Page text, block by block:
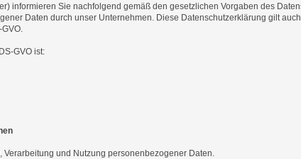
informieren Sie nachfolgend gemäß den gesetzlichen Vorgaben des
Daten durch unser Unternehmen. Diese Datenschutzerklärung gilt
GVO ist:
und Nutzung personenbezogener Daten.